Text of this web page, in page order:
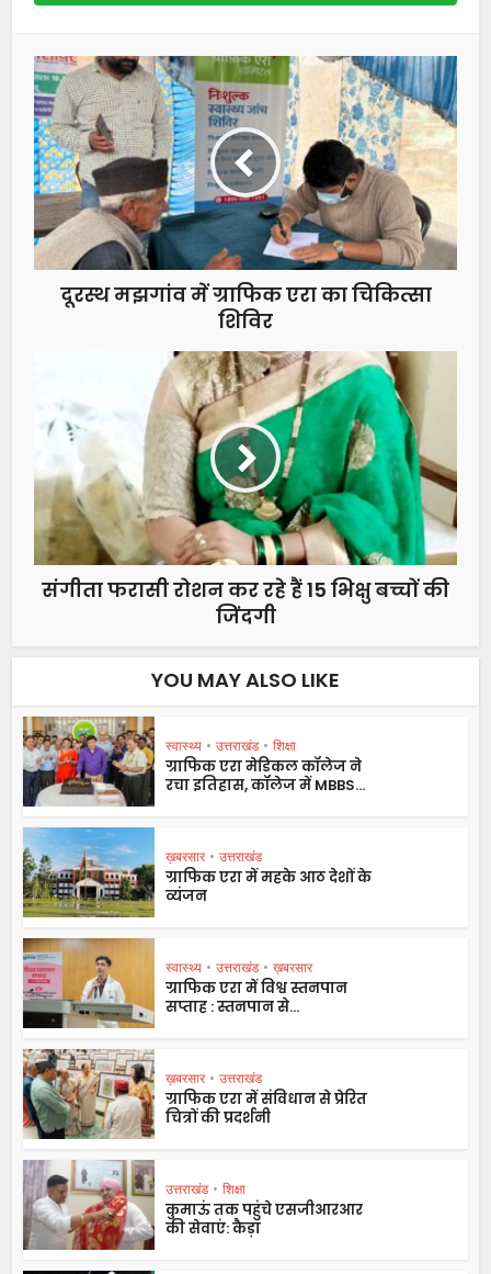
दूरस्थ मझगांव में ग्राफिक एरा का चिकित्सा
शिविर
संगीता फरासी रोशन कर रहे हैं 15 भिक्षु बच्चों की
जिंदगी
YOU MAY ALSO LIKE
स्वास्थ्य • उत्तराखंड • शिक्षा
ग्राफिक एरा मेडिकल कॉलेज ने
रचा इतिहास, कॉलेज में MBBS...
ख़बरसार • उत्तराखंड
ग्राफिक एरा में महके आठ देशों के
व्यंजन
स्वास्थ्य • उत्तराखंड • ख़बरसार
ग्राफिक एरा में विश्व स्तनपान
सप्ताह : स्तनपान से...
ख़बरसार • उत्तराखंड
ग्राफिक एरा में संविधान से प्रेरित
चित्रों की प्रदर्शनी
उत्तराखंड • शिक्षा
कुमाऊं तक पहुंचे एसजीआरआर
की सेवाएं: कैड़ा